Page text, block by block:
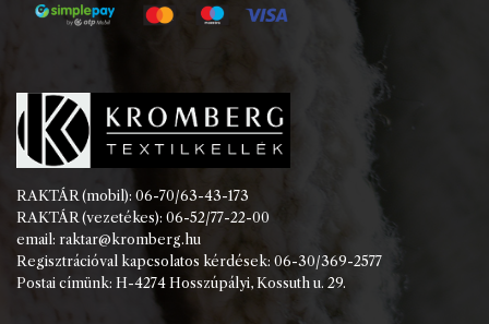
RAKTÁR (mobil): 06-70/63-43-173
RAKTÁR (vezetékes): 06-52/77-22-00
email: raktar@kromberg.hu
Regisztrációval kapcsolatos kérdések: 06-30/369-2577
Postai címünk: H-4274 Hosszúpályi, Kossuth u. 29.